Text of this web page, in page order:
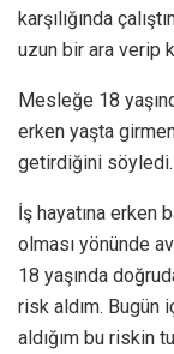
karşılığında
uzun bir ara verip
Mesleğe 18
erken yaşta
getirdiğini söyledi.
İş hayatına erken
olması yönünde
18 yaşında
risk aldım. Bugün
aldığım bu riskin